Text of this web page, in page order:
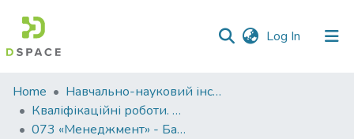
Log In (current)
Communities
&
Collections
Home
Навчально-науковий інститут економіки, управління, права та інформаційних технологій
Кваліфікаційні роботи. ННІ економіки, управління, права та ІТ
073 «Менеджмент» - Бакалаври 2021-2022